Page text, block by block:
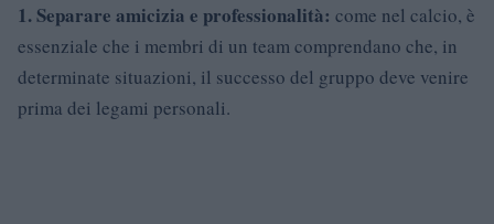
1. Separare amicizia e professionalità: come nel calcio, è
essenziale che i membri di un team comprendano che, in
determinate situazioni, il successo del gruppo deve venire
prima dei legami personali.